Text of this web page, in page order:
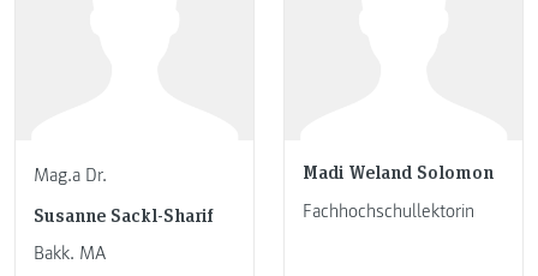
Mag.a Dr.
Susanne Sackl-Sharif
Bakk. MA
Madi Weland Solomon
Fachhochschullektorin